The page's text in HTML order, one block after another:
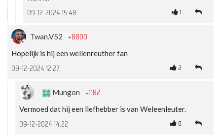
09-12-2024 15:48 1
Twan.V52 +8800
Hopelijk is hij een wellenreuther fan
09-12-2024 12:27 2
Mungon +1182
Vermoed dat hij een liefhebber is van Weleenleuter.
09-12-2024 14:22 0